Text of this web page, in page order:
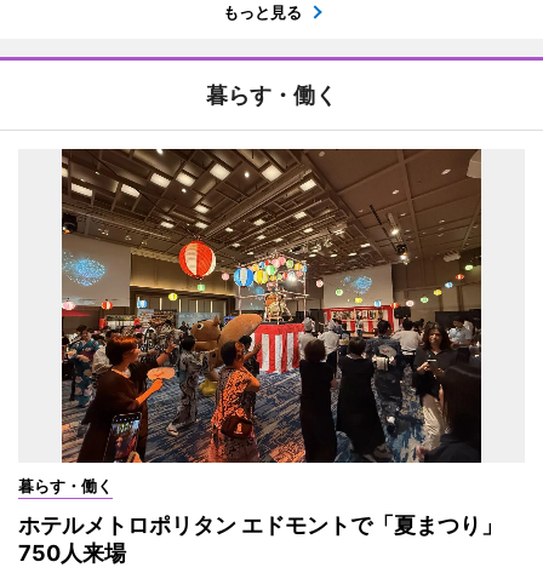
もっと見る
暮らす・働く
暮らす・働く
ホテルメトロポリタン エドモントで「夏まつり」
750人来場